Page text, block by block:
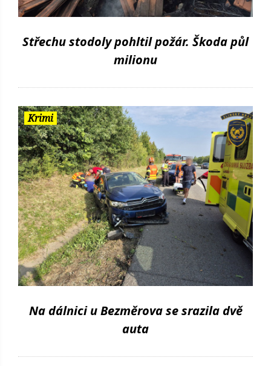
Střechu stodoly pohltil požár. Škoda půl
milionu
Krimi
Na dálnici u Bezměrova se srazila dvě
auta